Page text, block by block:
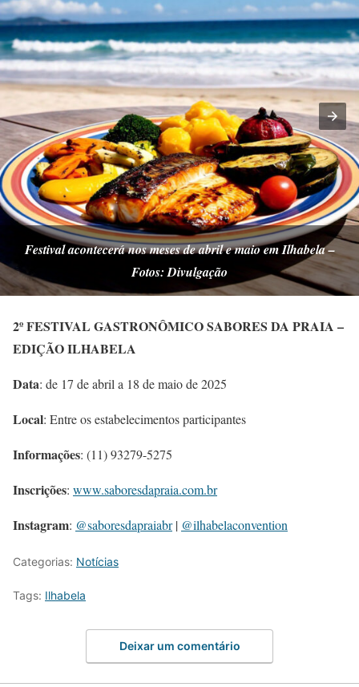
Festival acontecerá nos meses de abril e maio em Ilhabela –
Fotos: Divulgação
2º FESTIVAL GASTRONÔMICO SABORES DA PRAIA –
EDIÇÃO ILHABELA
Data: de 17 de abril a 18 de maio de 2025
Local: Entre os estabelecimentos participantes
Informações: (11) 93279-5275
Inscrições: www.saboresdapraia.com.br
Instagram: @saboresdapraiabr| @ilhabelaconvention
Categorias: Notícias
Tags: Ilhabela
Deixar um comentário